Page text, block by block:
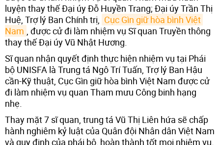
luyện thay thế Đại úy Đỗ Huyền Trang; Đại úy Trần Thị
Huệ, Trợ lý Ban Chính trị,
Cục Gìn giữ hòa bình Việt
Nam , được cử đi làm nhiệm vụ Sĩ quan Truyền thông
thay thế Đại úy Vũ Nhật Hương.
Sĩ quan nhận quyết định thực hiện nhiệm vụ tại Phái
bộ UNISFA là Trung tá Ngô Trí Tuấn, Trợ lý Ban Hậu
cần-Kỹ thuật, Cục Gìn giữ hòa bình Việt Nam được cử
đi làm nhiệm vụ quan Tham mưu Công binh hạng
nhẹ.
Thay mặt 7 sĩ quan, trung tá Vũ Thị Liên hứa sẽ chấp
hành nghiêm kỷ luật của Quân đội Nhân dân Việt Nam
và quy định của phái bộ, hoàn thành tốt mọi nhiệm vụ.